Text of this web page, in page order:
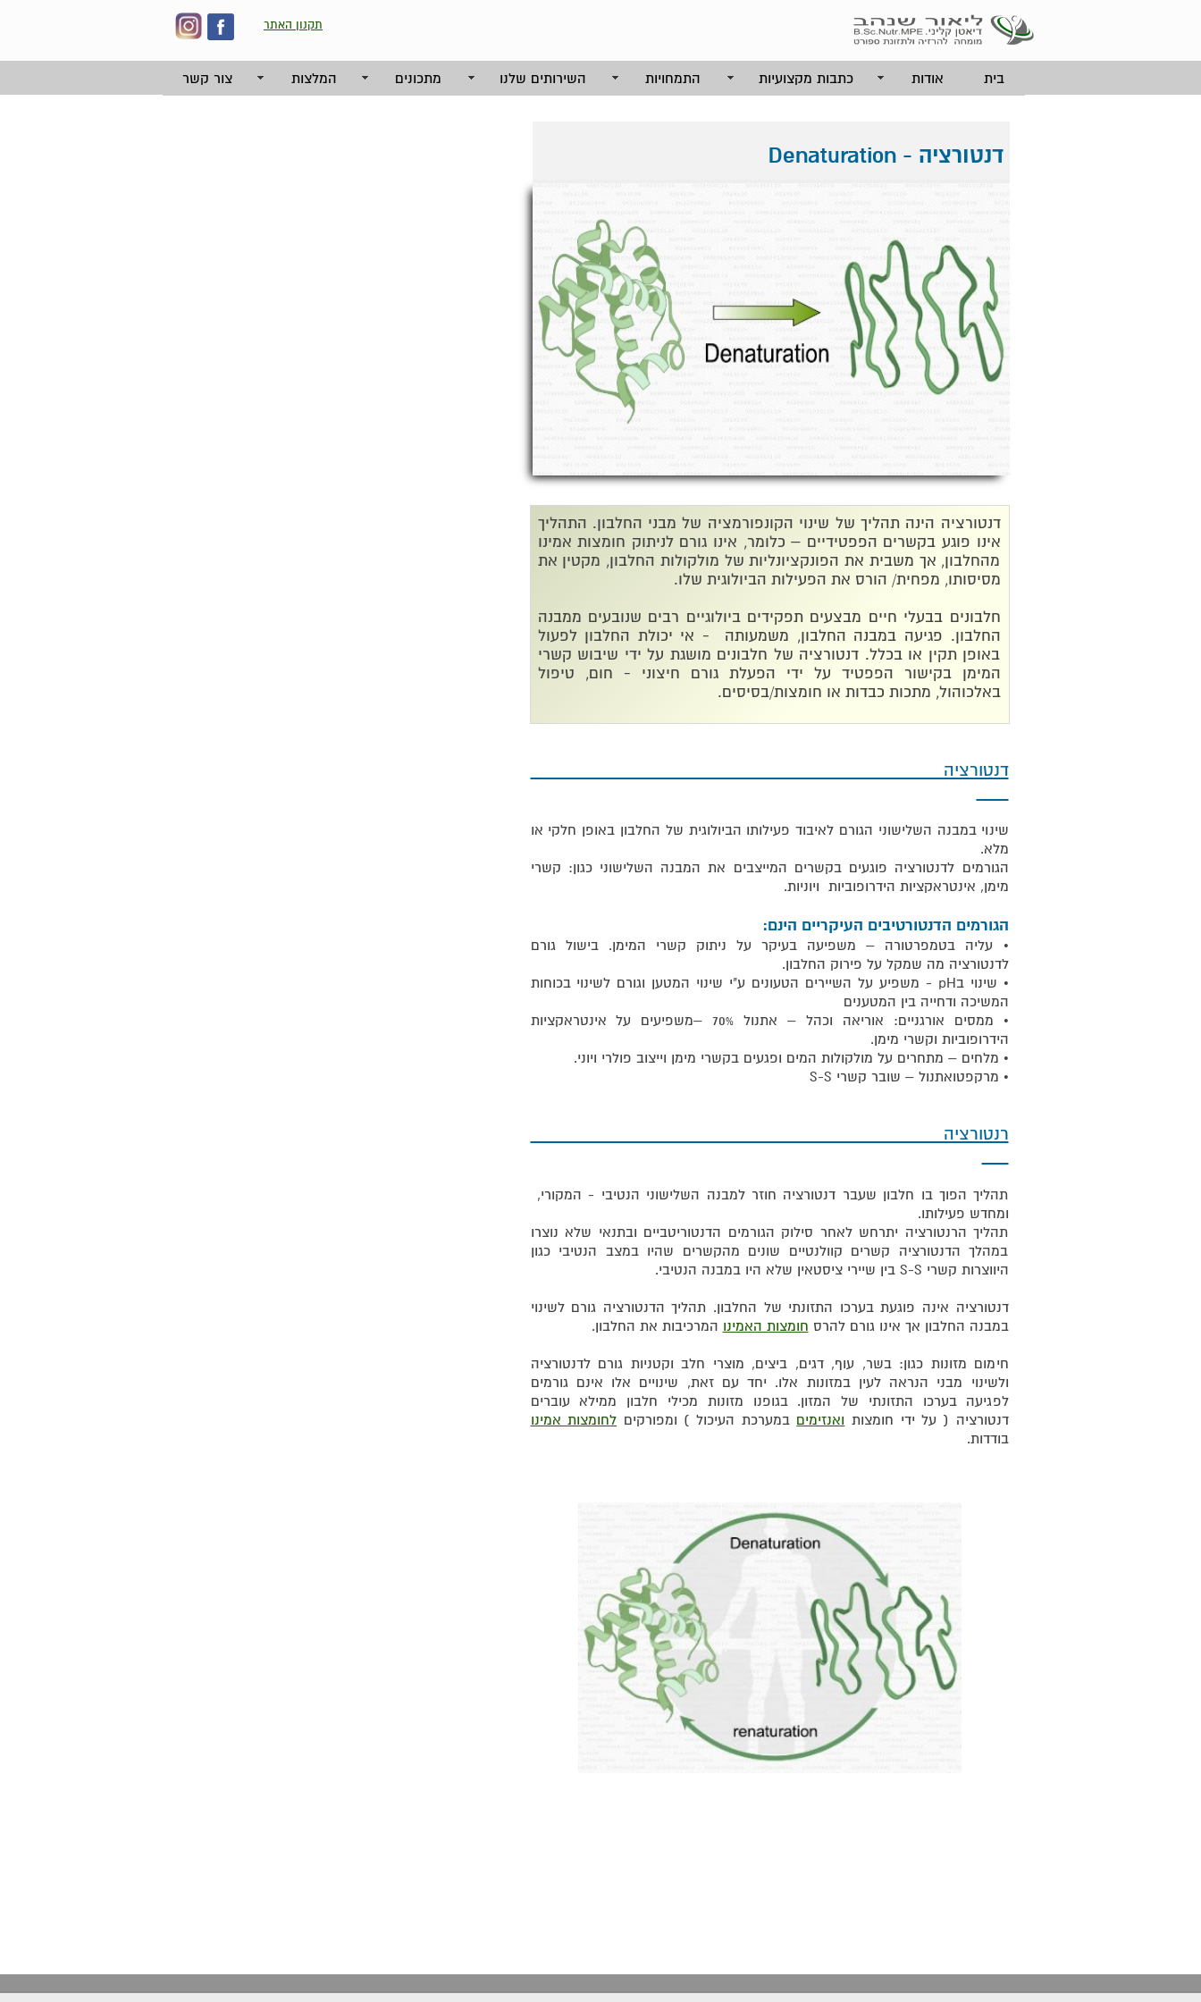
תקנון האתר
בית אודות כתבות מקצועיות התמחויות השירותים שלנו מתכונים המלצות צור קשר
דנטורציה הינה תהליך של שינוי הקונפורמציה של מבני החלבון. התהליך
אינו פוגע בקשרים הפפטידיים – כלומר, אינו גורם לניתוק חומצות אמינו
מהחלבון, אך משבית את הפונקציונליות של מולקולות החלבון, מקטין את
מסיסותו, מפחית/ הורס את הפעילות הביולוגית שלו.
חלבונים בבעלי חיים מבצעים תפקידים ביולוגיים רבים שנובעים ממבנה
החלבון. פגיעה במבנה החלבון, משמעותה - אי יכולת החלבון לפעול
באופן תקין או בכלל. דנטורציה של חלבונים מושגת על ידי שיבוש קשרי
המימן בקישור הפפטיד על ידי הפעלת גורם חיצוני - חום, טיפול
באלכוהול, מתכות כבדות או חומצות/בסיסים.
דנטורציה
שינוי במבנה השלישוני הגורם לאיבוד פעילותו הביולוגית של החלבון באופן חלקי או
מלא.
הגורמים לדנטורציה פוגעים בקשרים המייצבים את המבנה השלישוני כגון: קשרי
מימן, אינטראקציות הידרופוביות ויוניות.
הגורמים הדנטורטיבים העיקריים הינם:
• עליה בטמפרטורה – משפיעה בעיקר על ניתוק קשרי המימן. בישול גורם
לדנטורציה מה שמקל על פירוק החלבון.
• שינוי בpH - משפיע על השיירים הטעונים ע"י שינוי המטען וגורם לשינוי בכוחות
המשיכה ודחייה בין המטענים
• ממסים אורגניים: אוריאה וכהל – אתנול 70% –משפיעים על אינטראקציות
הידרופוביות וקשרי מימן.
• מלחים – מתחרים על מולקולות המים ופגעים בקשרי מימן וייצוב פולרי ויוני.
• מרקפטואתנול – שובר קשרי S-S
רנטורציה
תהליך הפוך בו חלבון שעבר דנטורציה חוזר למבנה השלישוני הנטיבי - המקורי,
ומחדש פעילותו.
תהליך הרנטורציה יתרחש לאחר סילוק הגורמים הדנטוריטביים ובתנאי שלא נוצרו
במהלך הדנטורציה קשרים קוולנטיים שונים מהקשרים שהיו במצב הנטיבי כגון
היווצרות קשרי S-S בין שיירי ציסטאין שלא היו במבנה הנטיבי.
דנטורציה אינה פוגעת בערכו התזונתי של החלבון. תהליך הדנטורציה גורם לשינוי
במבנה החלבון אך אינו גורם להרס חומצות האמינו המרכיבות את החלבון.
חימום מזונות כגון: בשר, עוף, דגים, ביצים, מוצרי חלב וקטניות גורם לדנטורציה
ולשינוי מבני הנראה לעין במזונות אלו. יחד עם זאת, שינויים אלו אינם גורמים
לפגיעה בערכו התזונתי של המזון. בגופנו מזונות מכילי חלבון ממילא עוברים
דנטורציה ( על ידי חומצות ואנזימים במערכת העיכול ) ומפורקים לחומצות אמינו
בודדות.
דנטורציה - Denaturation